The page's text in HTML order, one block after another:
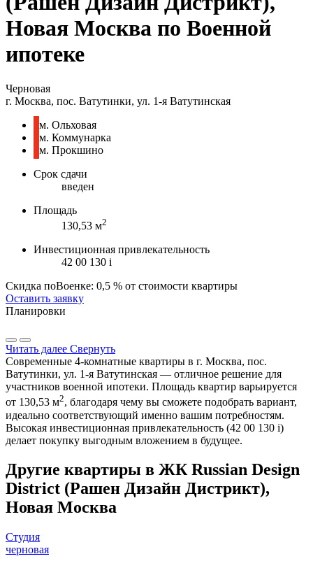
Новая Москва по Военной
ипотеке
Черновая
г. Москва, пос. Ватутинки, ул. 1-я Ватутинская
м. Ольховая
м. Коммунарка
м. Прокшино
Срок сдачи
введен
Площадь
130,53 м2
Инвестиционная привлекательность
42 00 130 i
Скидка поВоенке: 0,5 % от стоимости квартиры
Оставить заявку
Планировки
Читать далее Свернуть
Современные 4-комнатные квартиры в г. Москва, пос.
Ватутинки, ул. 1-я Ватутинская — отличное решение для
участников военной ипотеки. Площадь квартир варьируется
от 130,53 м2, благодаря чему вы сможете подобрать вариант,
идеально соответствующий именно вашим потребностям.
Высокая инвестиционная привлекательность (42 00 130 i)
делает покупку выгодным вложением в будущее.
Другие квартиры в ЖК Russian Design
District (Рашен Дизайн Дистрикт),
Новая Москва
Студия
черновая